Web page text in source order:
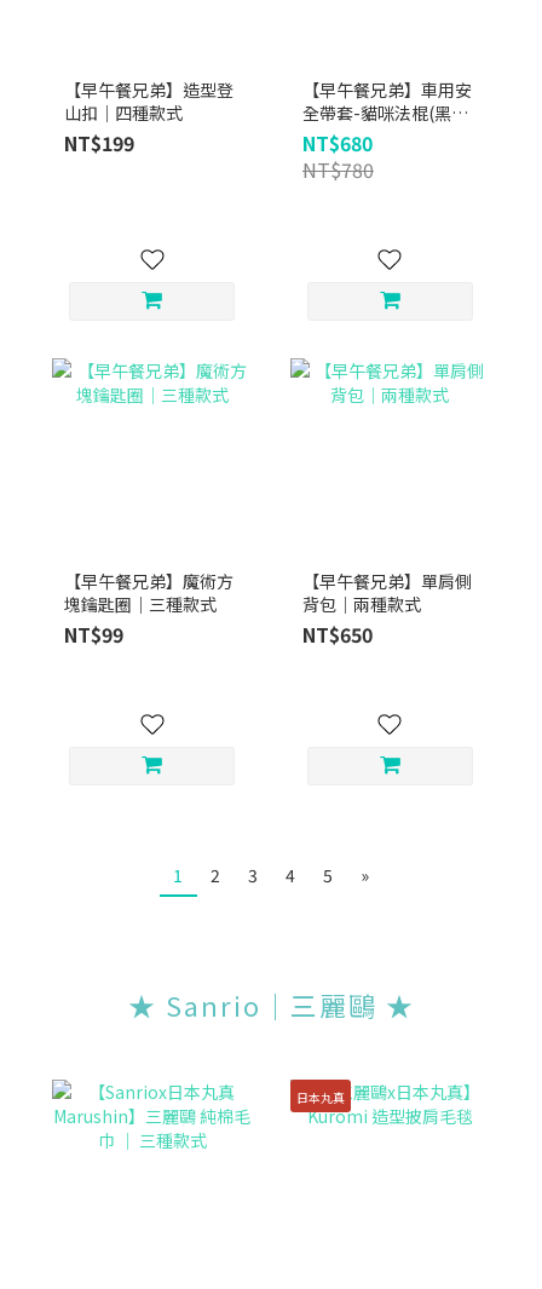
【早午餐兄弟】造型登
山扣｜四種款式
NT$199
【早午餐兄弟】車用安
全帶套-貓咪法棍(黑白
一組)
NT$680
NT$780
【早午餐兄弟】魔術方
塊鑰匙圈｜三種款式
NT$99
【早午餐兄弟】單肩側
背包｜兩種款式
NT$650
1 2 3 4 5 »
★ Sanrio｜三麗鷗 ★
日本丸真